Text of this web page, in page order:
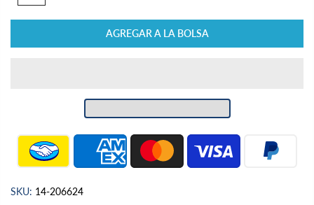
AGREGAR A LA BOLSA
SKU: 14-206624